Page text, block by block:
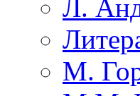
Л.
М.